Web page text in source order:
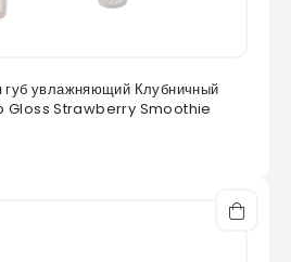
губ увлажняющий Клубничный
Gloss Strawberry Smoothie